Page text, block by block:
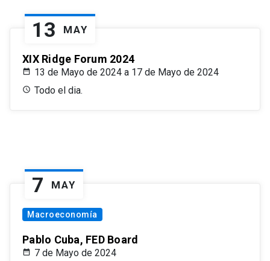
13 MAY
XIX Ridge Forum 2024
13 de Mayo de 2024 a 17 de Mayo de 2024
Todo el dia.
7 MAY
Macroeconomía
Pablo Cuba, FED Board
7 de Mayo de 2024